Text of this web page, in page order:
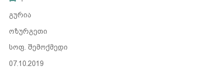
გურია
ოზურგეთი
სოფ. შემოქმედი
07.10.2019